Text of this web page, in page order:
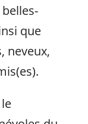
que
neveux,